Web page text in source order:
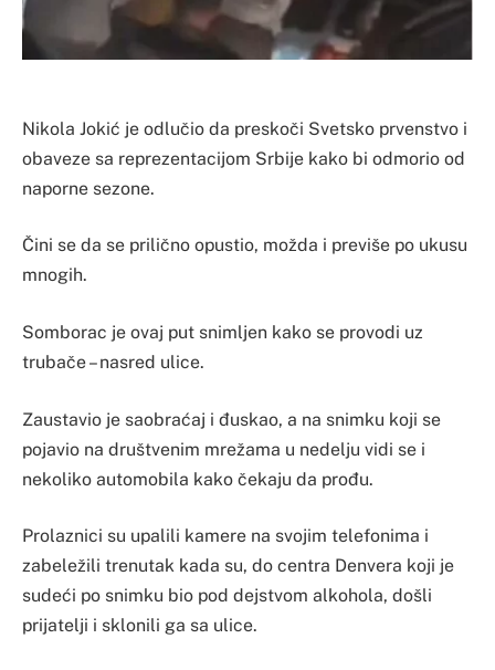
Nikola Jokić je odlučio da preskoči Svetsko prvenstvo i
obaveze sa reprezentacijom Srbije kako bi odmorio od
naporne sezone.
Čini se da se prilično opustio, možda i previše po ukusu
mnogih.
Somborac je ovaj put snimljen kako se provodi uz
trubače – nasred ulice.
Zaustavio je saobraćaj i đuskao, a na snimku koji se
pojavio na društvenim mrežama u nedelju vidi se i
nekoliko automobila kako čekaju da prođu.
Prolaznici su upalili kamere na svojim telefonima i
zabeležili trenutak kada su, do centra Denvera koji je
sudeći po snimku bio pod dejstvom alkohola, došli
prijatelji i sklonili ga sa ulice.